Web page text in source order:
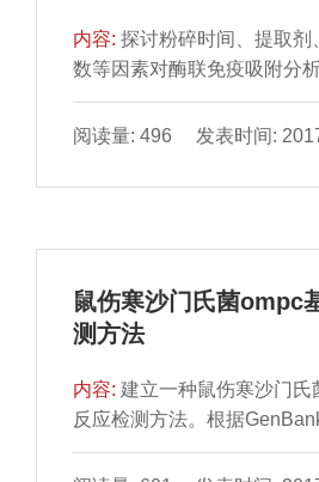
内容:探讨粉碎时间、提取剂
数等因素对酶联免疫吸附分
linked immunosorbentassay
玉米赤霉烯酮的影响。结果
添加0.025%鱼皮胶的磷酸盐
性玉米赤霉烯酮检测ELISA
阅读量: 496 发表时间:
鼠伤寒沙门氏菌ompc
测方法
内容:建立一种鼠伤寒沙门氏
反应检测方法。根据
寒沙门氏菌的ompc的基因序